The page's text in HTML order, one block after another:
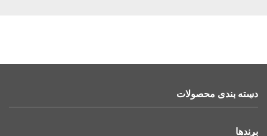
دسته بندی محصولات
برندها